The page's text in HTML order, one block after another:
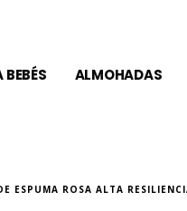
ALMOHADAS
ESPUMA ROSA ALTA